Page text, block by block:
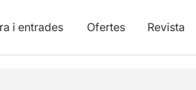
i entrades Ofertes Revista